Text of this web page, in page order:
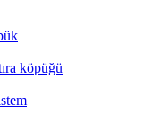
köpüğü